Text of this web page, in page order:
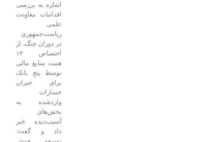
اشاره به بررسی
اقدامات معاونت
ریاست‌جمهوری
در دوران جنگ، از
اختصاص ۱۳
همت منابع مالی
توسط پنج بانک
برای جبران
واردشده به
آسیب‌دیده خبر
داد و گفت: